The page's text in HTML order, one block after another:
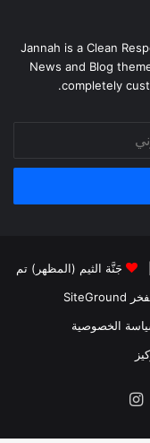
Jannah is a Clean
News and Blog
completely
جَنَّة الثيم (المظهر) تم
SiteGround
الخصوصية
انستقرام